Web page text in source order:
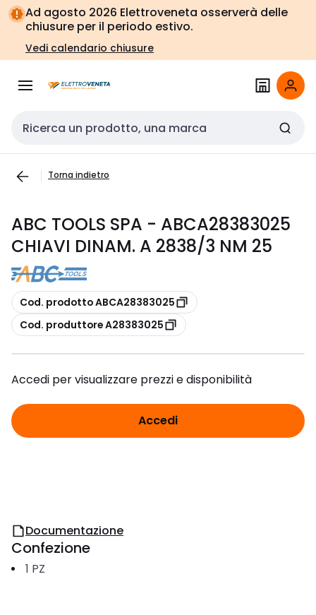
Vai alla
navigazione
Vai
alla
pagina
Ad agosto 2026 Elettroveneta osserverà delle
chiusure per il periodo estivo.
Vedi calendario chiusure
Cerca input
Torna indietro
ABC TOOLS SPA - ABCA28383025
CHIAVI DINAM. A 2838/3 NM 25
copia
Cod. prodotto ABCA28383025
copia
Cod. produttore A28383025
Accedi per visualizzare prezzi e disponibilità
Accedi
Documentazione
Confezione
1 PZ